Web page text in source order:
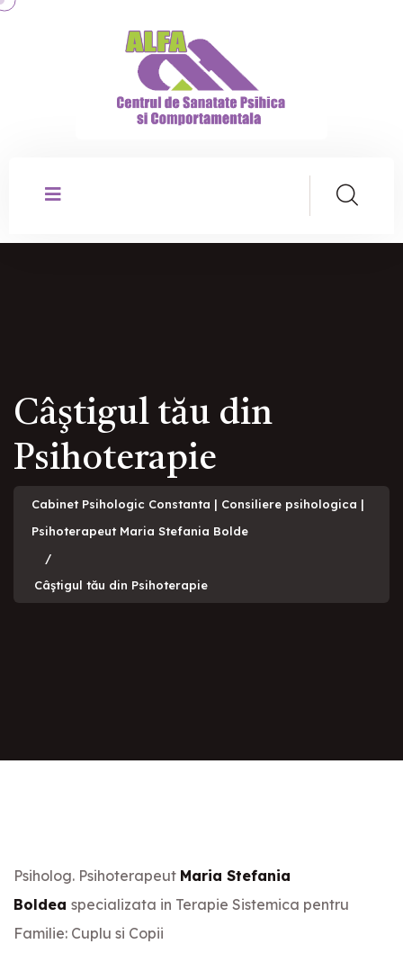
Câştigul tău din
Psihoterapie
Cabinet Psihologic Constanta | Consiliere psihologica |
Psihoterapeut Maria Stefania Bolde
Câştigul tău din Psihoterapie
Psiholog. Psihoterapeut Maria Stefania
Boldea specializata in Terapie Sistemica pentru
Familie: Cuplu si Copii